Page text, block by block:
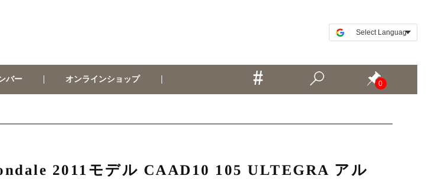
バー オンラインショップ 0
2011モデル CAAD10 105 ULTEGRA アル